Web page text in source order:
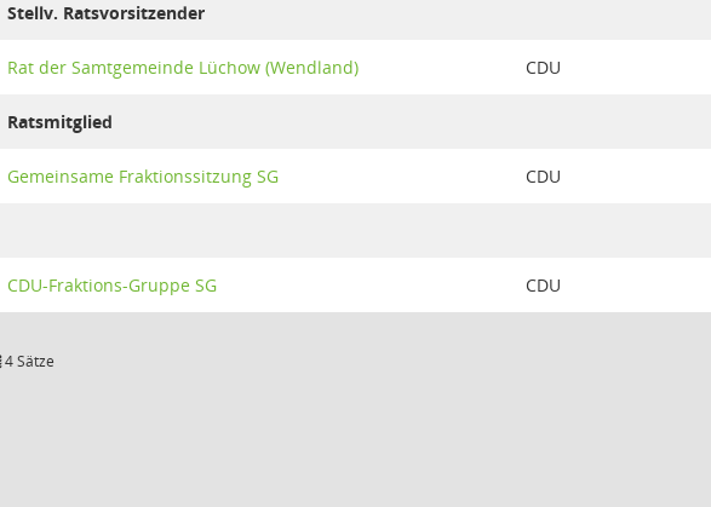
Stellv. Ratsvorsitzender
Rat der Samtgemeinde Lüchow (Wendland) CDU
Ratsmitglied
Gemeinsame Fraktionssitzung SG CDU
CDU-Fraktions-Gruppe SG CDU
4 Sätze